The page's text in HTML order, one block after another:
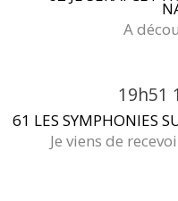
A
19h51
61 LES SYMPHONIES
Je viens de